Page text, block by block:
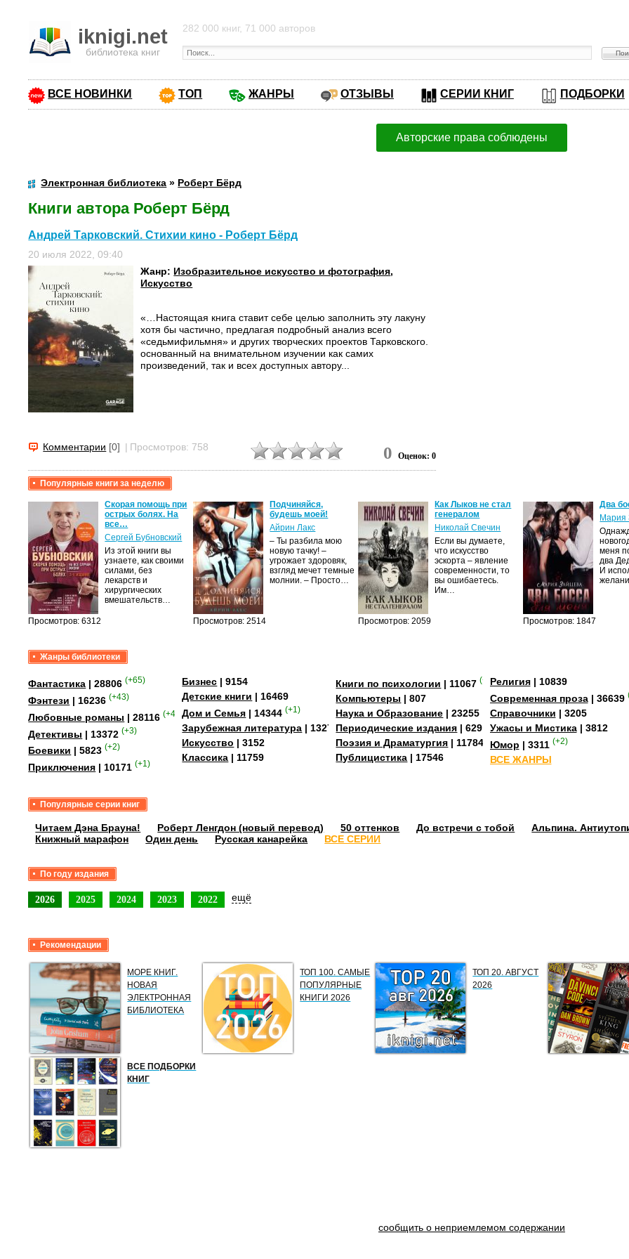
iknigi.net
библиотека книг
282 000 книг, 71 000 авторов
ВСЕ НОВИНКИ ТОП ЖАНРЫ ОТЗЫВЫ СЕРИИ КНИГ ПОДБОРКИ
Авторские права соблюдены
Электронная библиотека » Роберт Бёрд
Книги автора Роберт Бёрд
Андрей Тарковский. Стихии кино - Роберт Бёрд
20 июля 2022, 09:40
Жанр: Изобразительное искусство и фотография,
Искусство
«…Настоящая книга ставит себе целью заполнить эту лакуну
хотя бы частично, предлагая подробный анализ всего
«седьмифильмня» и других творческих проектов Тарковского.
основанный на внимательном изучении как самих
произведений, так и всех доступных автору...
Комментарии [0] | Просмотров: 758 0 Оценок: 0
Популярные книги за неделю
Просмотров: 6312
Скорая помощь при
острых болях. На
все…
Сергей Бубновский
Из этой книги вы
узнаете, как своими
силами, без
лекарств и
хирургических
вмешательств…
Просмотров: 2514
Подчиняйся,
будешь моей!
Айрин Лакс
– Ты разбила мою
новую тачку! –
угрожает здоровяк,
взгляд мечет темные
молнии. – Просто…
Просмотров: 2059
Как Лыков не стал
генералом
Николай Свечин
Если вы думаете,
что искусство
эскорта – явление
современности, то
вы ошибаетесь.
Им…
Просмотров: 1847
Два
Мария
меня
два
И
Жанры библиотеки
Фантастика | 28806 (+65)
Фэнтези | 16236 (+43)
Любовные романы | 28116 (+41)
Детективы | 13372 (+3)
Боевики | 5823 (+2)
Приключения | 10171 (+1)
Бизнес | 9154
Детские книги | 16469
Дом и Семья | 14344 (+1)
Зарубежная литература | 13273
Искусство | 3152
Классика | 11759
Книги по психологии | 11067 (+2)
Компьютеры | 807
Наука и Образование | 23255
Периодические издания | 629
Поэзия и Драматургия | 11784
Публицистика | 17546
Религия| 10839
Современная проза| 36639
Справочники | 3205
Ужасы и Мистика| 3812
Юмор | 3311 (+2)
ВСЕ ЖАНРЫ
Популярные серии книг
Читаем Дэна Брауна! Роберт Ленгдон (новый перевод) 50 оттенков До встречи с тобой
Альпина.
Книжный марафон
Один день Русская канарейка ВСЕ СЕРИИ
По году издания
2026 2025 2024 2023 2022 ещё
Рекомендации
МОРЕ КНИГ.
НОВАЯ
ЭЛЕКТРОННАЯ
БИБЛИОТЕКА
ТОП 100. САМЫЕ
ПОПУЛЯРНЫЕ
КНИГИ 2026
ТОП 20. АВГУСТ
2026
ВСЕ ПОДБОРКИ
КНИГ
сообщить о неприемлемом содержании